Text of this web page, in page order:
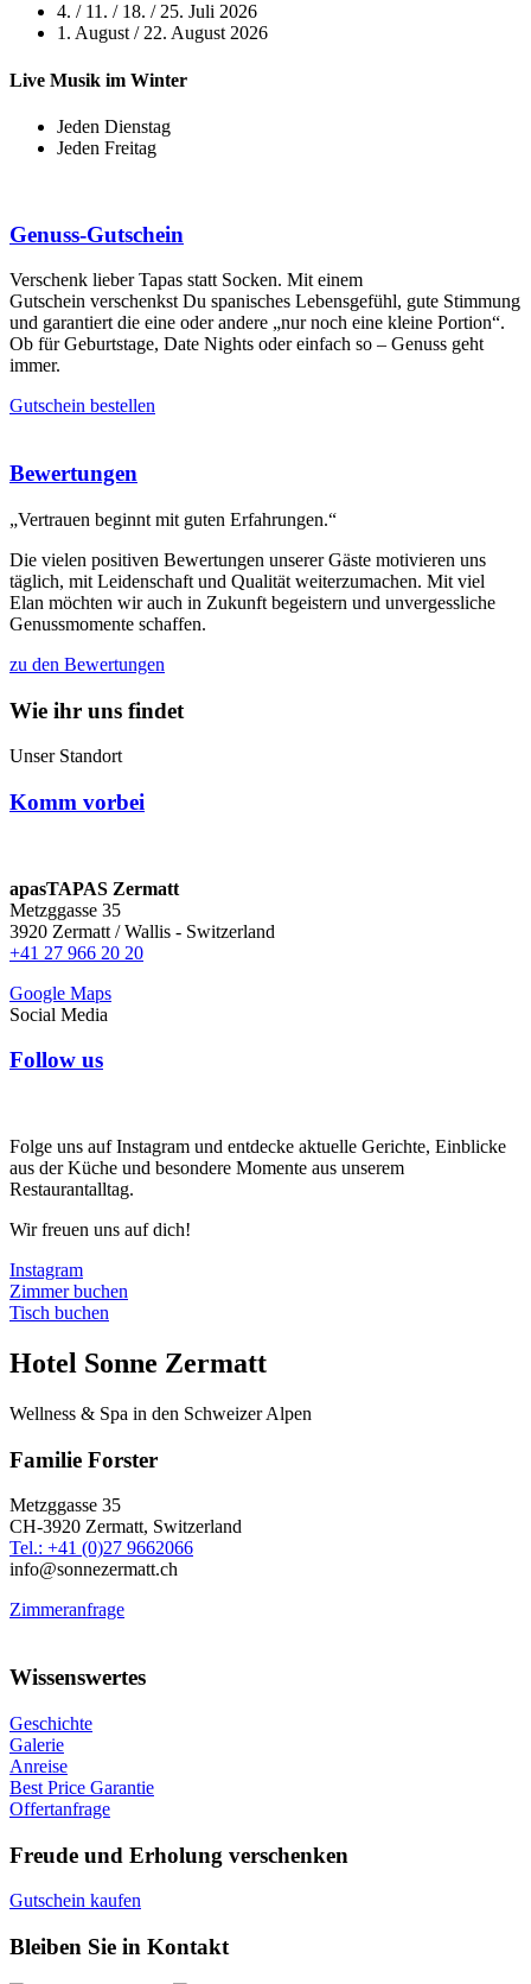
4. / 11. / 18. / 25. Juli 2026
1. August / 22. August 2026
Live Musik im Winter
Jeden Dienstag
Jeden Freitag
Genuss-Gutschein
Verschenk lieber Tapas statt Socken. Mit einem
Gutschein verschenkst Du spanisches Lebensgefühl, gute Stimmung
und garantiert die eine oder andere „nur noch eine kleine Portion“.
Ob für Geburtstage, Date Nights oder einfach so – Genuss geht
immer.
Gutschein bestellen
Bewertungen
„Vertrauen beginnt mit guten Erfahrungen.“
Die vielen positiven Bewertungen unserer Gäste motivieren uns
täglich, mit Leidenschaft und Qualität weiterzumachen. Mit viel
Elan möchten wir auch in Zukunft begeistern und unvergessliche
Genussmomente schaffen.
zu den Bewertungen
Wie ihr uns findet
Unser Standort
Komm vorbei
apasTAPAS Zermatt
Metzggasse 35
3920 Zermatt / Wallis - Switzerland
+41 27 966 20 20
Google Maps
Social Media
Follow us
Folge uns auf Instagram und entdecke aktuelle Gerichte, Einblicke
aus der Küche und besondere Momente aus unserem
Restaurantalltag.
Wir freuen uns auf dich!
Instagram
Zimmer buchen
Tisch buchen
Hotel Sonne Zermatt
Wellness & Spa in den Schweizer Alpen
Familie Forster
Metzggasse 35
CH-3920 Zermatt, Switzerland
Tel.: +41 (0)27 9662066
info@sonnezermatt.ch
Zimmeranfrage
Wissenswertes
Geschichte
Galerie
Anreise
Best Price Garantie
Offertanfrage
Freude und Erholung verschenken
Gutschein kaufen
Bleiben Sie in Kontakt